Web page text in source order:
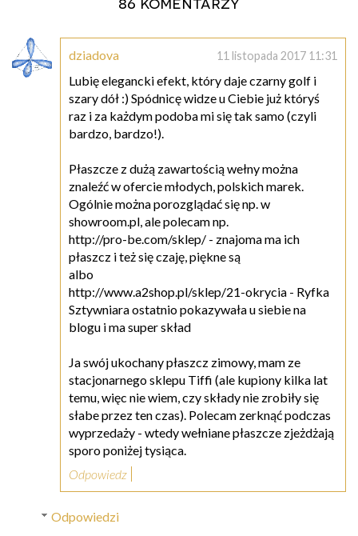
dziadova 11 listopada 2017 11:31
Lubię elegancki efekt, który daje czarny golf i
szary dół :) Spódnicę widze u Ciebie już któryś
raz i za każdym podoba mi się tak samo (czyli
bardzo, bardzo!).
Płaszcze z dużą zawartością wełny można
znaleźć w ofercie młodych, polskich marek.
Ogólnie można porozglądać się np. w
showroom.pl, ale polecam np.
http://pro-be.com/sklep/ - znajoma ma ich
płaszcz i też się czaję, piękne są
albo
http://www.a2shop.pl/sklep/21-okrycia - Ryfka
Sztywniara ostatnio pokazywała u siebie na
blogu i ma super skład
Ja swój ukochany płaszcz zimowy, mam ze
stacjonarnego sklepu Tiffi (ale kupiony kilka lat
temu, więc nie wiem, czy składy nie zrobiły się
słabe przez ten czas). Polecam zerknąć podczas
wyprzedaży - wtedy wełniane płaszcze zjeżdżają
sporo poniżej tysiąca.
Odpowiedz
Odpowiedzi